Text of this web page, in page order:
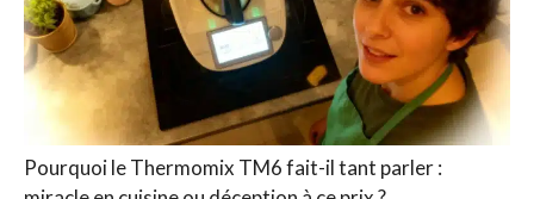
Pourquoi le Thermomix TM6 fait-il tant parler :